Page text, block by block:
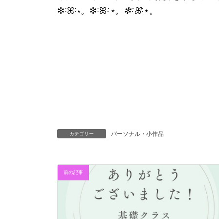
✻˸ꕤ˸⋆。✻˸ꕤ˸⋆。✻˸ꕤ˸⋆。
カテゴリー パーソナル・小作品
前の記事